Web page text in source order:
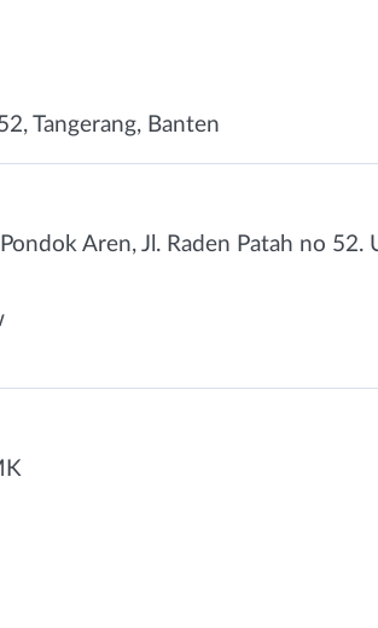
Tangerang, Banten
Aren, Jl. Raden Patah no 52.